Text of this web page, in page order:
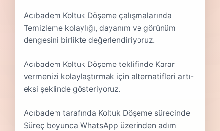
Acıbadem Koltuk Döşeme çalışmalarında
Temizleme kolaylığı, dayanım ve görünüm
dengesini birlikte değerlendiriyoruz.
Acıbadem Koltuk Döşeme teklifinde Karar
vermenizi kolaylaştırmak için alternatifleri artı-
eksi şeklinde gösteriyoruz.
Acıbadem tarafında Koltuk Döşeme sürecinde
Süreç boyunca WhatsApp üzerinden adım